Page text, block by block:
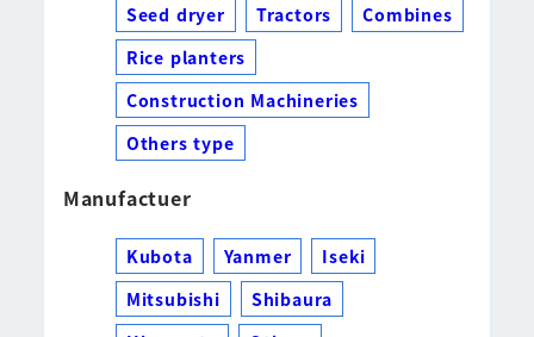
Seed dryer Tractors
Combines
Rice planters
Construction Machineries
Others type
Manufactuer
Kubota Yanmer
Iseki
Mitsubishi
Shibaura